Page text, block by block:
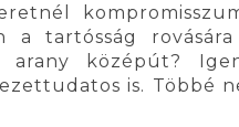
tartósság
arany középút?
is. Többé